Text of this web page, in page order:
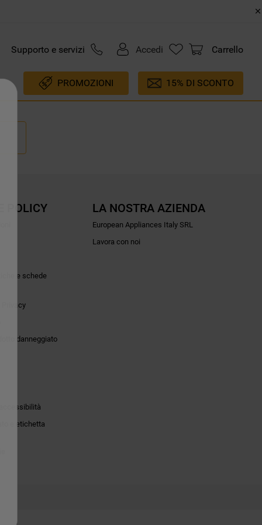
Supporto e servizi Accedi Carrello
PROMOZIONI 15% DI SCONTO
POLICY
e schede
Privacy
danneggiato
e etichetta
LA NOSTRA AZIENDA
European Appliances Italy SRL
Lavora con noi